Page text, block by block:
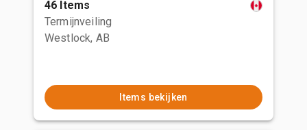
46 Items
Termijnveiling
Westlock, AB
Items bekijken